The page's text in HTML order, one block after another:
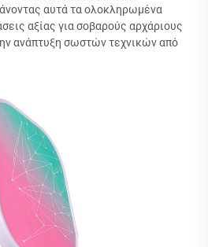
αυτά τα ολοκληρωμένα
αξίας για σοβαρούς αρχάριους
ανάπτυξη σωστών τεχνικών από